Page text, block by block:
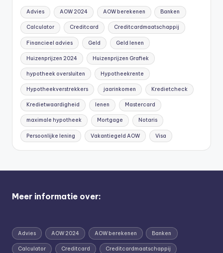
Advies AOW 2024 AOW berekenen Banken
Calculator Creditcard Creditcardmaatschappij
Financieel advies Geld Geld lenen
Huizenprijzen 2024 Huizenprijzen Grafiek
hypotheek oversluiten Hypotheekrente
Hypotheekverstrekkers jaarinkomen Kredietcheck
Kredietwaardigheid lenen Mastercard
maximale hypotheek Mortgage Notaris
Persoonlijke lening Vakantiegeld AOW Visa
Meer informatie over:
Advies AOW 2024 AOW berekenen Banken
Calculator Creditcard Creditcardmaatschappij